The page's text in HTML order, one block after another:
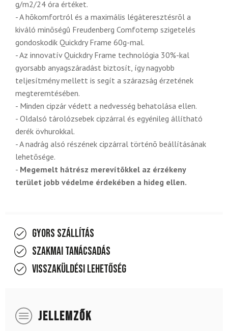
g/m2/24 óra értéket.
- A hõkomfortról és a maximális légáteresztésrõl a
kiváló minõségû Freudenberg Comfotemp szigetelés
gondoskodik Quickdry Frame 60g-mal.
- Az innovatív Quickdry Frame technológia 30%-kal
gyorsabb anyagszáradást biztosít, így nagyobb
teljesítmény mellett is segít a szárazság érzetének
megteremtésében.
- Minden cipzár védett a nedvesség behatolása ellen.
- Oldalsó tárolózsebek cipzárral és egyénileg állítható
derék övhurokkal.
- A nadrág alsó részének cipzárral történõ beállításának
lehetõsége.
- Megemelt hátrész merevítõkkel az érzékeny
terület jobb védelme érdekében a hideg ellen.
Gyors szállítás
Szakmai tanácsadás
Visszaküldési lehetőség
JELLEMZŐK